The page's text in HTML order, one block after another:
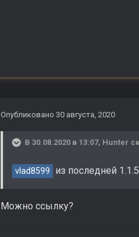
Опубликовано 30 августа, 2020
В 30.08.2020 в 13:07, Hunter
vlad8599 из последней
Можно ссылку?